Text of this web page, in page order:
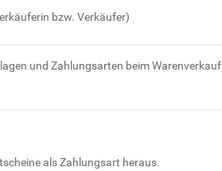
bzw. Verkäufer)
und Zahlungsarten beim Warenverkauf
als Zahlungsart heraus.